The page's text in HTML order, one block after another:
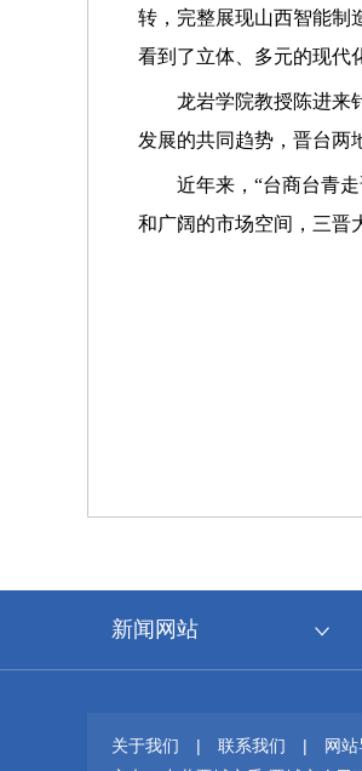
转，完整展现山西智能制
看到了立体、多元的现代
龙岩学院教授陈进来
发展的共同趋势，晋台两
近年来，“台商台青
和广阔的市场空间，三晋
新闻网站
关于我们 | 联系我们 | 网站